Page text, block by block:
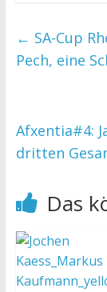
← SA-Cup
Pech, eine
Afxentia#4:
dritten
Das